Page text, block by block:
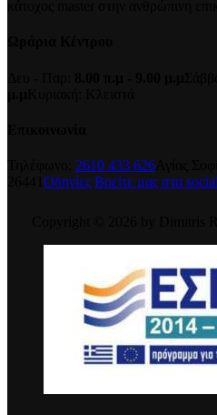
2610 433 626
Οδηγίες Βρείτε μας στα social